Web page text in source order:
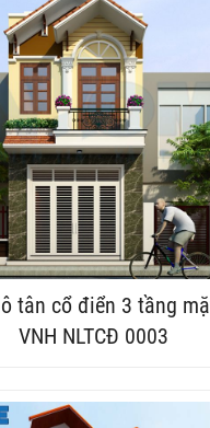
tân cổ điển 3 tầng
VNH NLTCĐ 0003